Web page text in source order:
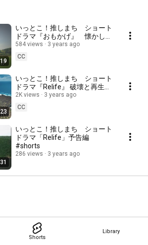
Shorts
Library
いっとこ！推しまち ショート
ドラマ『おもかげ』 懐かしさ
と癒しのレトロな町〜千葉県・
大多喜
584 views
3 years ago
CC
いっとこ！推しまち ショート
ドラマ『Relife』 破壊と再生を
くり返す三宅島
2K views
3 years ago
CC
いっとこ！推しまち ショート
ドラマ「Relife」予告編
#shorts
286 views 3 years ago